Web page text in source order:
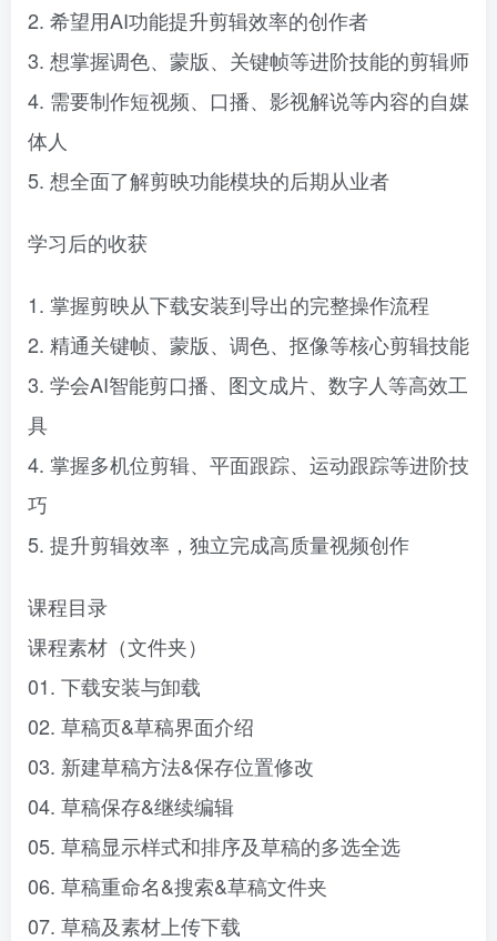
2. 希望用AI功能提升剪辑效率的创作者
3. 想掌握调色、蒙版、关键帧等进阶技能的剪辑师
4. 需要制作短视频、口播、影视解说等内容的自媒
体人
5. 想全面了解剪映功能模块的后期从业者
学习后的收获
1. 掌握剪映从下载安装到导出的完整操作流程
2. 精通关键帧、蒙版、调色、抠像等核心剪辑技能
3. 学会AI智能剪口播、图文成片、数字人等高效工
具
4. 掌握多机位剪辑、平面跟踪、运动跟踪等进阶技
巧
5. 提升剪辑效率，独立完成高质量视频创作
课程目录
课程素材（文件夹）
01. 下载安装与卸载
02. 草稿页&草稿界面介绍
03. 新建草稿方法&保存位置修改
04. 草稿保存&继续编辑
05. 草稿显示样式和排序及草稿的多选全选
06. 草稿重命名&搜索&草稿文件夹
07. 草稿及素材上传下载